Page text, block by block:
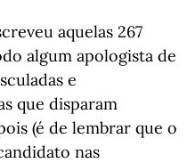
aquelas 267
algum apologista de
e
que disparam
(é de lembrar que o
nas